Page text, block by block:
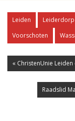
Leiden Leiderdorp
Voorschoten
« ChristenUnie
Raadslid